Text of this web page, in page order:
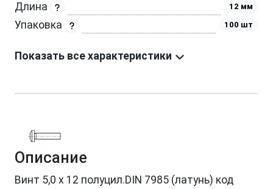
Длина 12 мм
Упаковка 100 шт
Показать все характеристики
Описание
Винт 5,0 х 12 полуцил.DIN 7985 (латунь) код